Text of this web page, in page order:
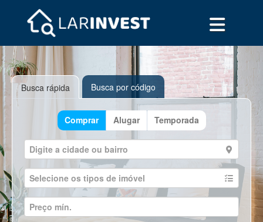
Busca rápida Busca por código
Comprar Alugar Temporada